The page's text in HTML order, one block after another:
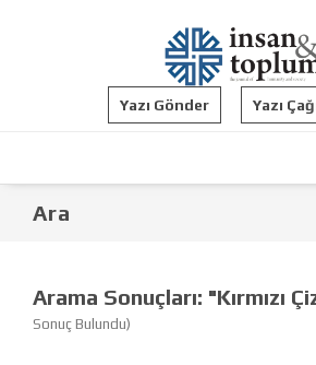
Yazı Gönder Yazı
Ara
Arama Sonuçları: "Kırmızı
Sonuç Bulundu)